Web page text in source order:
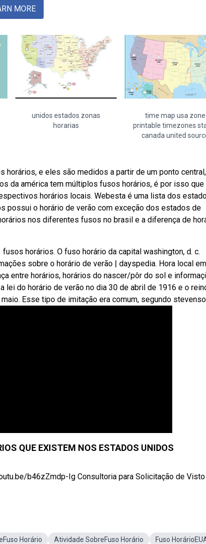
MORE
unidos estados zonas
horarias
time map usa zone
printable timezones
canada united
e eles são medidos a partir de um ponto central,
da américa tem múltiplos fusos horários, é por isso que
horários locais. Webesta é uma lista dos
possui o horário de verão com exceção dos estados de
nos diferentes fusos no brasil e a diferença de
horários. O fuso horário da capital washington, d. c.
sobre o horário de verão | dayspedia. Hora local em
entre horários, horários do nascer/pôr do sol e
lei do horário de verão no dia 30 de abril de 1916 e o
Esse tipo de imitação era comum, segundo
QUE EXISTEM NOS ESTADOS UNIDOS
b46zZmdp-Ig Consultoria para Solicitação de Visto
Horário Atividade SobreFuso Horário
Fuso